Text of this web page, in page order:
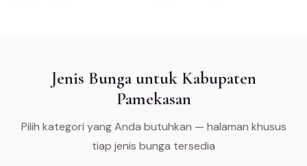
Jenis Bunga untuk Kabupaten
Pamekasan
Pilih kategori yang Anda butuhkan — halaman khusus
tiap jenis bunga tersedia